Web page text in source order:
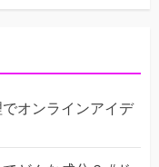
オンラインアイデ